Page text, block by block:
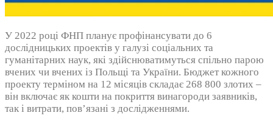
У 2022 році ФНП планує профінансувати до 6
дослідницьких проектів у галузі соціальних та
гуманітарних наук, які здійснюватимуться спільно парою
вчених чи вчених із Польщі та України. Бюджет кожного
проекту терміном на 12 місяців складає 268 800 злотих –
він включає як кошти на покриття винагороди заявників,
так і витрати, пов’язані з дослідженнями.